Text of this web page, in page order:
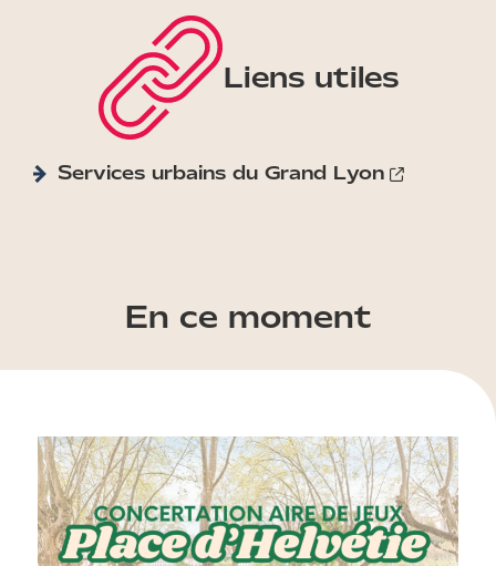
Liens utiles
Services urbains du Grand Lyon
En ce moment